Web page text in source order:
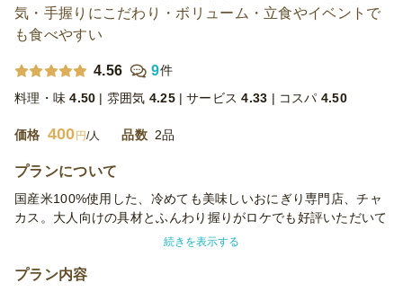
気・手握りにこだわり・ボリューム・立食やイベントで
も食べやすい
4.56 9件
料理・味 4.50 雰囲気 4.25 サービス 4.33 コスパ 4.50
価格 400 円/人 品数 2品
プランについて
国産米100%使用した、冷めても美味しいおにぎり専門店、チャ
カス。大人向けの具材とふんわり握りがロケでも好評いただいて
います。パーティシーンでの主食や、イベント時の軽食やなどに
続きを表示する
プラン内容